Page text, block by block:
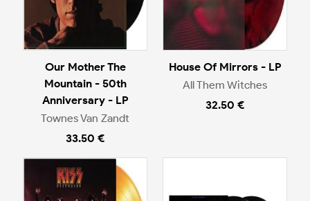
Our Mother The
Mountain - 50th
Anniversary - LP
Townes Van Zandt
33.50 €
House Of Mirrors - LP
All Them Witches
32.50 €